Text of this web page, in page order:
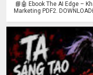
📘🤖 Ebook The AI Edge –
Marketing PDF2.